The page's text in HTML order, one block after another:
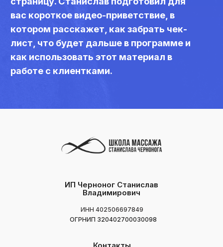
ОГРНИП 320402700030098
ИНН 402506697849
ИП Черноног Станислав
Владимирович